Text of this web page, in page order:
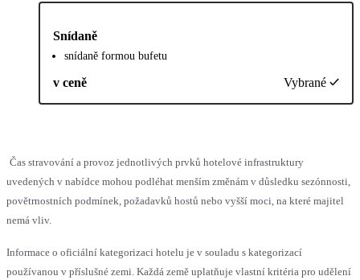
Snídaně
snídaně formou bufetu
v ceně Vybrané
Čas stravování a provoz jednotlivých prvků hotelové infrastruktury
uvedených v nabídce mohou podléhat menším změnám v důsledku sezónnosti,
povětrnostních podmínek, požadavků hostů nebo vyšší moci, na které majitel
nemá vliv.
Informace o oficiální kategorizaci hotelu je v souladu s kategorizací
používanou v příslušné zemi. Každá země uplatňuje vlastní kritéria pro udělení